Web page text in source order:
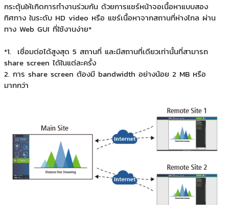
กระตุ้นให้เกิดการทำงานร่วมกัน ด้วยการแชร์หน้าจอเนื้อหาแบบสอง
ทิศทาง ในระดับ HD video หรือ แชร์เนื้อหาจากสถานที่ห่างไกล ผ่าน
ทาง Web GUI ที่ใช้งานง่าย*
*1. เชื่อมต่อได้สูงสุด 5 สถานที่ และมีสถานที่เดียวเท่านั้นที่สามารถ
share screen ได้ในแต่ละครั้ง
2. การ share screen ต้องมี bandwidth อย่างน้อย 2 MB หรือ
มากกว่า